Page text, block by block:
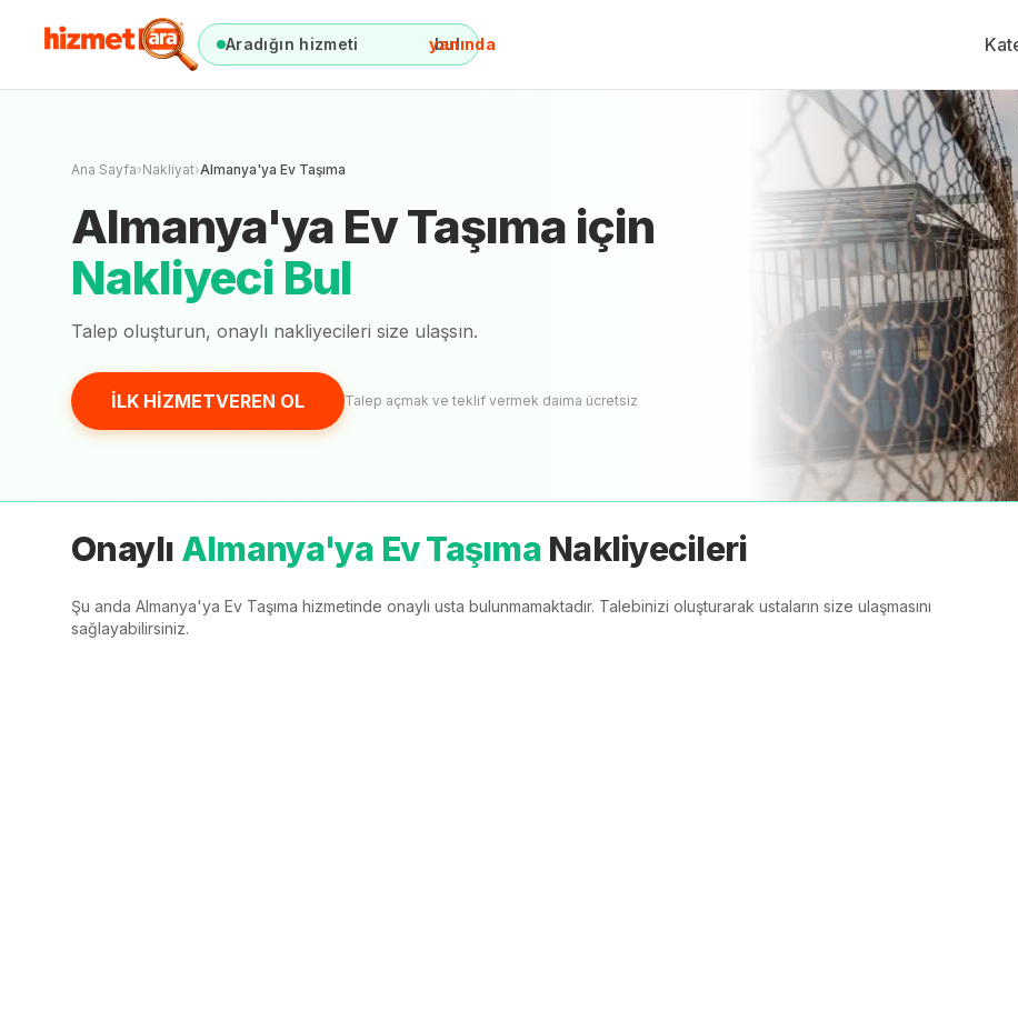
Aradığın hizmeti anında
bul
Almanya'ya Ev TaşımaFiyat Teklifi Al, Karşılaştır. İLK
Ana Sayfa›Nakliyat›Almanya'ya Ev Taşıma
Almanya'ya Ev Taşıma için
Nakliyeci Bul
Talep oluşturun, onaylı nakliyecileri size ulaşsın.
İLK HİZMETVEREN OL Talep açmak ve teklif vermek daima ücretsiz
Onaylı Almanya'ya Ev Taşıma Nakliyecileri
Şu anda Almanya'ya Ev Taşıma hizmetinde onaylı usta bulunmamaktadır. Talebinizi oluşturarak ustaların size ulaşmasını
sağlayabilirsiniz.